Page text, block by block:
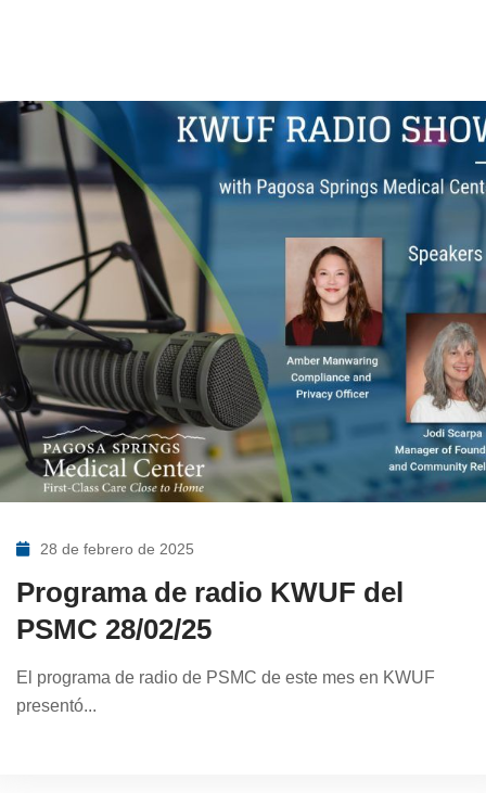
28 de febrero de 2025
Programa de radio KWUF del
PSMC 28/02/25
El programa de radio de PSMC de este mes en KWUF
presentó...